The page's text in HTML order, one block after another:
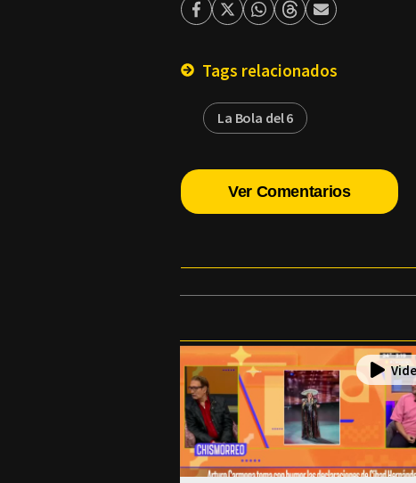
Facebook
TwitterWhatsapp
ThreadsEnviar
Tags relacionados
La Bola del 6
Ver Comentarios